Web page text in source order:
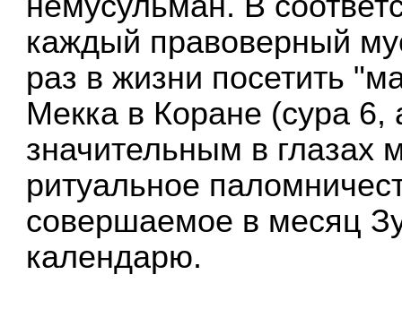
каждый правоверный
раз в жизни посетить
Мекка в Коране (сура
значительным в глазах
ритуальное
совершаемое в месяц
календарю.